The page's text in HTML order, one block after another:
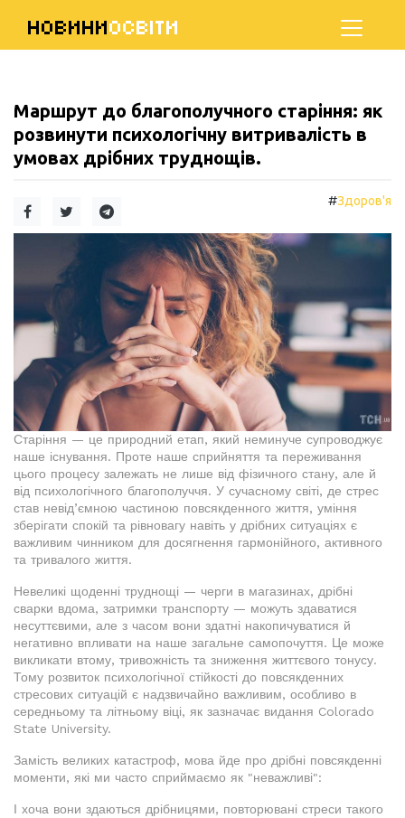
НОВИНИОСВІТИ
Маршрут до благополучного старіння: як
розвинути психологічну витривалість в
умовах дрібних труднощів.
#Здоров'я
Старіння — це природний етап, який неминуче супроводжує
наше існування. Проте наше сприйняття та переживання
цього процесу залежать не лише від фізичного стану, але й
від психологічного благополуччя. У сучасному світі, де стрес
став невід’ємною частиною повсякденного життя, уміння
зберігати спокій та рівновагу навіть у дрібних ситуаціях є
важливим чинником для досягнення гармонійного, активного
та тривалого життя.
Невеликі щоденні труднощі — черги в магазинах, дрібні
сварки вдома, затримки транспорту — можуть здаватися
несуттєвими, але з часом вони здатні накопичуватися й
негативно впливати на наше загальне самопочуття. Це може
викликати втому, тривожність та зниження життєвого тонусу.
Тому розвиток психологічної стійкості до повсякденних
стресових ситуацій є надзвичайно важливим, особливо в
середньому та літньому віці, як зазначає видання Colorado
State University.
Замість великих катастроф, мова йде про дрібні повсякденні
моменти, які ми часто сприймаємо як "неважливі":
І хоча вони здаються дрібницями, повторювані стреси такого